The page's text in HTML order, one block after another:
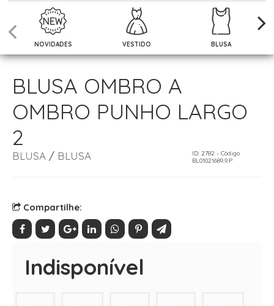
NOVIDADES VESTIDO BLUSA
BLUSA OMBRO A
OMBRO PUNHO LARGO
2
BLUSA / BLUSA
ID: 2782 - Código
BL01021689.9.P
Compartilhe:
Indisponível